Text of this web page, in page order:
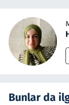
Bunlar da